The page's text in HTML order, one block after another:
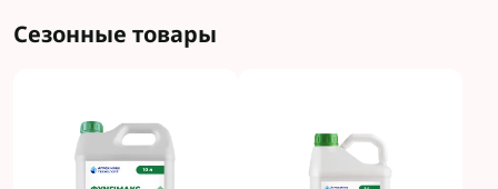
Сезонные товары